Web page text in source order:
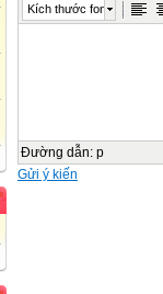
Kích thước font
Đường dẫn: p
Gửi ý kiến